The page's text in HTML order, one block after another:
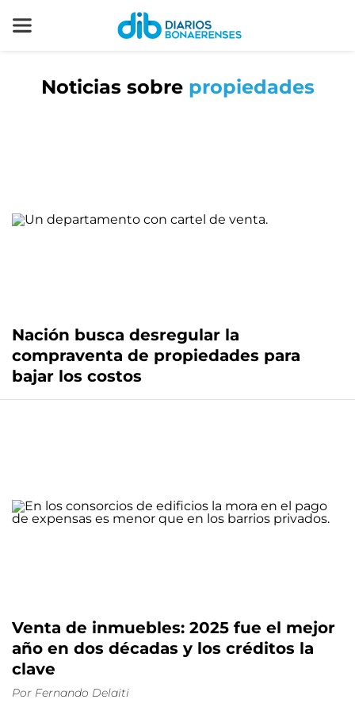
Noticias sobre propiedades
Nación busca desregular la
compraventa de propiedades para
bajar los costos
Venta de inmuebles: 2025 fue el mejor
año en dos décadas y los créditos la
clave
Por Fernando Delaiti